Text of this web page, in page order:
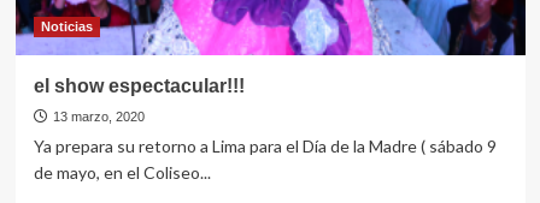
Noticias
el show espectacular!!!
13 marzo, 2020
Ya prepara su retorno a Lima para el Día de la Madre ( sábado 9
de mayo, en el Coliseo...